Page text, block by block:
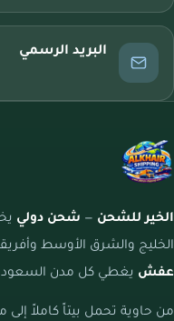
البريد الرسمي
الخير للشحن — شحن دولي
الخليج والشرق الأوسط
عفش يغطي كل مدن
من حاوية تحمل بيتاً كاملاً إلى